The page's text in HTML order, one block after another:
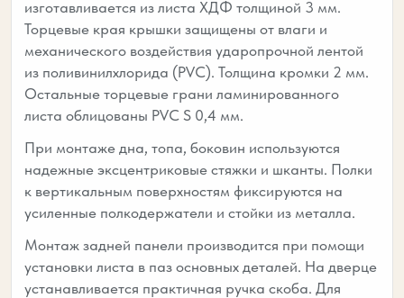
изготавливается из листа ХДФ толщиной 3 мм.
Торцевые края крышки защищены от влаги и
механического воздействия ударопрочной лентой
из поливинилхлорида (PVC). Толщина кромки 2 мм.
Остальные торцевые грани ламинированного
листа облицованы PVC S 0,4 мм.
При монтаже дна, топа, боковин используются
надежные эксцентриковые стяжки и шканты. Полки
к вертикальным поверхностям фиксируются на
усиленные полкодержатели и стойки из металла.
Монтаж задней панели производится при помощи
установки листа в паз основных деталей. На дверце
устанавливается практичная ручка скоба. Для